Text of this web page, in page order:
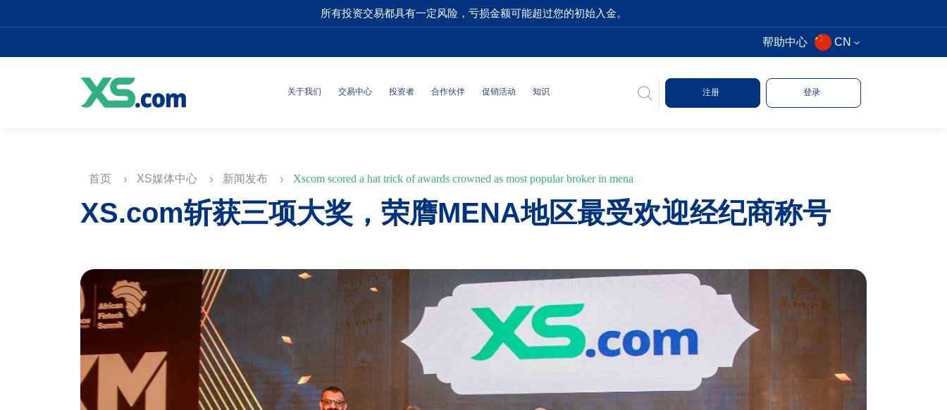
所有投资交易都具有一定风险，亏损金额可能超过您的初始入金。
帮助中心 CN
关于我们 交易中心 投资者 合作伙伴 促销活动 知识 注册 登录
首页 XS媒体中心 新闻发布 Xscom scored a hat trick of awards crowned as most popular broker in mena
XS.com斩获三项大奖，荣膺MENA地区最受欢迎经纪商称号